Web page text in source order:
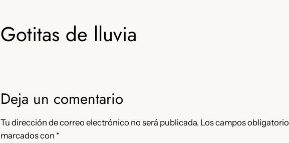
Gotitas de lluvia
Deja un comentario
Tu dirección de correo electrónico no será publicada. Los campos
marcados con *